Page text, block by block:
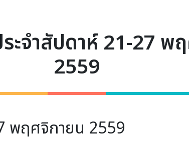
ะจำสัปดาห์ 21-27 พ
2559
พฤศจิกายน 2559